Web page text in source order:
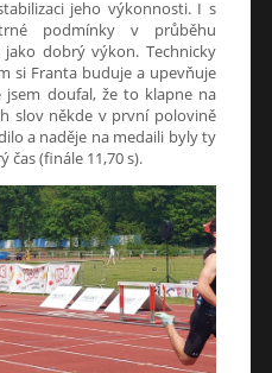
jeho výkonnosti. I s
podmínky v průběhu
dobrý výkon. Technicky
si Franta buduje a upevňuje
doufal, že to klapne na
slov někde v první polovině
a naděje na medaili byly ty
čas (finále 11,70 s).